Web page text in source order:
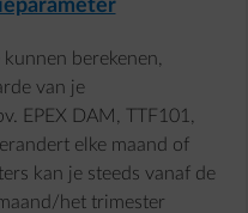
berekenen,
van je
EPEX DAM, TTF101,
elke maand of
kan je steeds vanaf de
het trimester